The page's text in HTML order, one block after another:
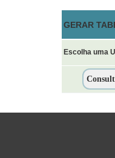
GERAR
Escolha uma